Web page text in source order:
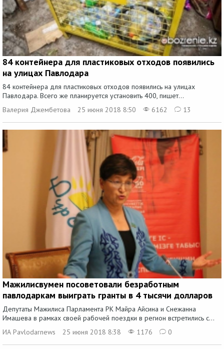
84 контейнера для пластиковых отходов появились
на улицах Павлодара
84 контейнера для пластиковых отходов появились на улицах
Павлодара. Всего же планируется установить 400, пишет...
Валерия Джембетова
25 июня 2018 8:50 6162 13
Мажилисвумен посоветовали безработным
павлодаркам выиграть гранты в 4 тысячи долларов
Депутаты Мажилиса Парламента РК Майра Айсина и Снежанна
Имашева в рамках своей рабочей поездки в регион встретились с...
ИА Pavlodarnews
25 июня 2018 8:38 1176 0